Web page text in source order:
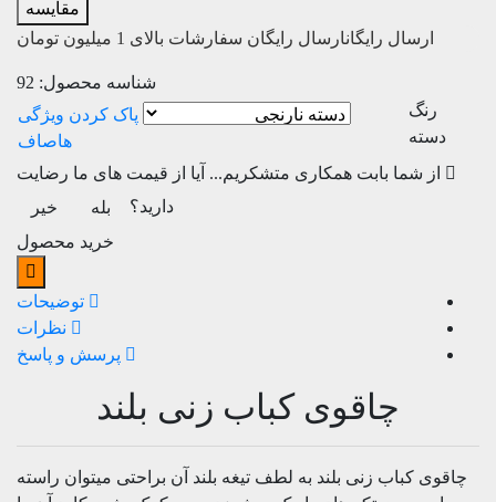
مقایسه
ارسال رایگانارسال رایگان سفارشات بالای 1 میلیون تومان
شناسه محصول: 92
رنگ
دسته
صاف
از شما بابت همکاری متشکریم... آیا از قیمت های ما رضایت
دارید؟
بله
خیر
خرید محصول
توضیحات
نظرات
پرسش و پاسخ
چاقوی کباب زنی بلند
چاقوی کباب زنی بلند به لطف تیغه بلند آن براحتی میتوان راسته